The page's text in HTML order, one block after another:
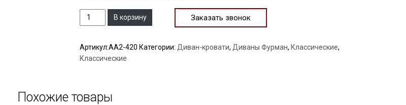
КоличествоВ корзину Заказать звонок
Артикул:АА2-420 Категории: Диван-кровати, Диваны Фурман, Классические,
Классические
Похожие товары